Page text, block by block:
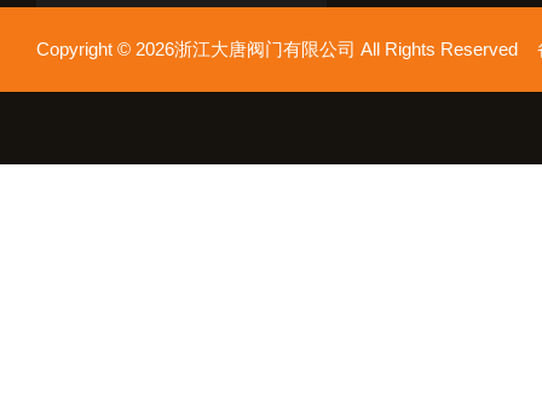
Copyright © 2026浙江大唐阀门有限公司 All Rights Reserved